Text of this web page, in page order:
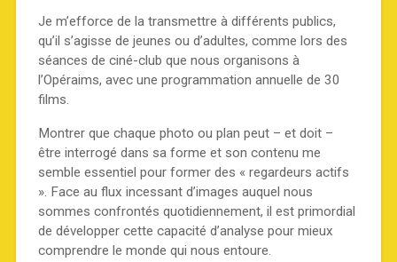
Je m’efforce de la transmettre à différents publics,
qu’il s’agisse de jeunes ou d’adultes, comme lors des
séances de ciné-club que nous organisons à
l’Opéraims, avec une programmation annuelle de 30
films.
Montrer que chaque photo ou plan peut – et doit –
être interrogé dans sa forme et son contenu me
semble essentiel pour former des « regardeurs actifs
». Face au flux incessant d’images auquel nous
sommes confrontés quotidiennement, il est primordial
de développer cette capacité d’analyse pour mieux
comprendre le monde qui nous entoure.